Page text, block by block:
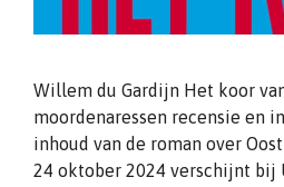
Willem du Gardijn Het koor
moordenaressen recensie en
inhoud van de roman over
24 oktober 2024 verschijnt bij